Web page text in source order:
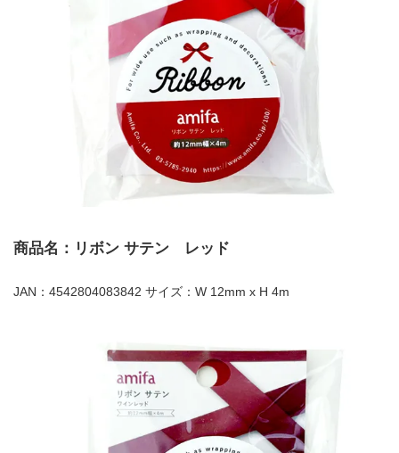
商品名：リボン サテン レッド
JAN：4542804083842 サイズ：W 12mm x H 4m